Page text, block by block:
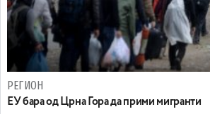
РЕГИОН
EУ бара од Црна Гора да прими мигранти